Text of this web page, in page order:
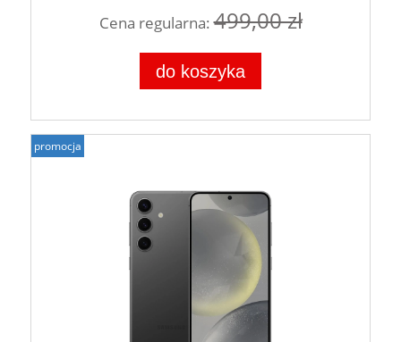
Cena regularna:499,00 zł
do koszyka
promocja